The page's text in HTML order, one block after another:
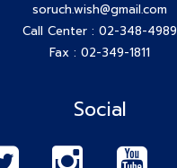
soruch.wish@gmail.com
Call Center : 02-348-4989
Fax : 02-349-1811
Social